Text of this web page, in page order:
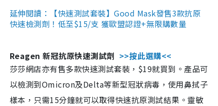
延伸閱讀：【快速測試套裝】Good Mask發售3款抗原
快速檢測劑！低至$15/支 獲歐盟認證+無限購數量
Reagen 新冠抗原快速測試劑 >>按此選購<<
莎莎網店亦有售多款快速測試套裝，$19就買到。產品可
以檢測到Omicron及Delta等新型冠狀病毒，使用鼻拭子
樣本，只需15分鐘就可以取得快速抗原測試結果。靈敏